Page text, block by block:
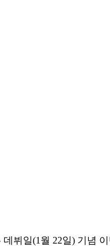
일(1월 22일) 기념 이